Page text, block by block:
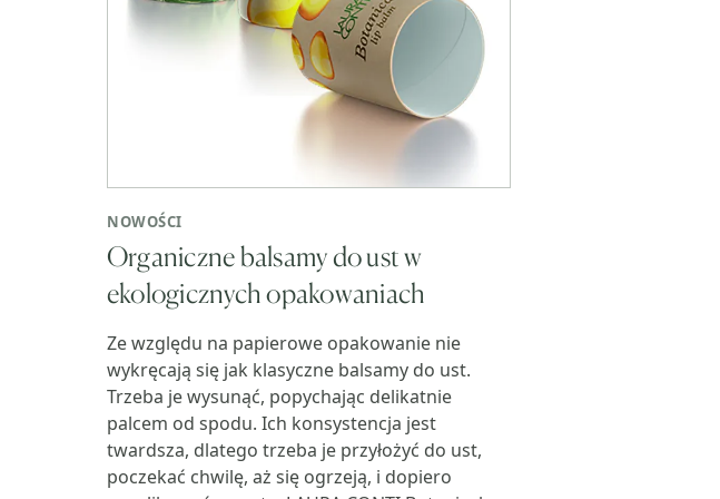
NOWOŚCI
Organiczne balsamy do ust w
ekologicznych opakowaniach
Ze względu na papierowe opakowanie nie
wykręcają się jak klasyczne balsamy do ust.
Trzeba je wysunąć, popychając delikatnie
palcem od spodu. Ich konsystencja jest
twardsza, dlatego trzeba je przyłożyć do ust,
poczekać chwilę, aż się ogrzeją, i dopiero